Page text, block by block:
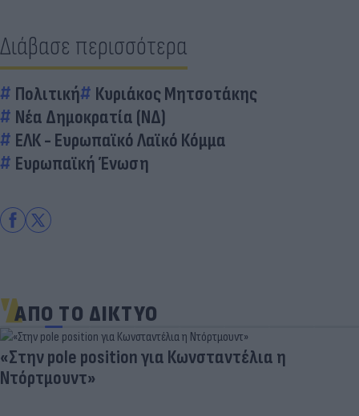
Διάβασε περισσότερα
Πολιτική
Κυριάκος Μητσοτάκης
Νέα Δημοκρατία (ΝΔ)
ΕΛΚ - Ευρωπαϊκό Λαϊκό Κόμμα
Ευρωπαϊκή Ένωση
ΑΠΟ ΤΟ ΔΙΚΤΥΟ
«Στην pole position για Κωνσταντέλια η
Ντόρτμουντ»